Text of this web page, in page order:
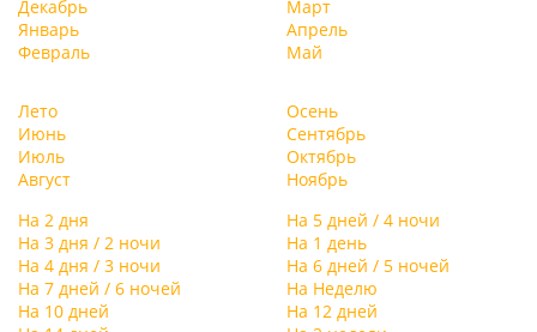
Декабрь
Январь
Февраль
Март
Апрель
Май
Лето
Июнь
Июль
Август
Осень
Сентябрь
Октябрь
Ноябрь
На 2 дня
На 5 дней / 4 ночи
На 3 дня / 2 ночи
На 1 день
На 4 дня / 3 ночи
На 6 дней / 5 ночей
На 7 дней / 6 ночей
На Неделю
На 10 дней
На 12 дней